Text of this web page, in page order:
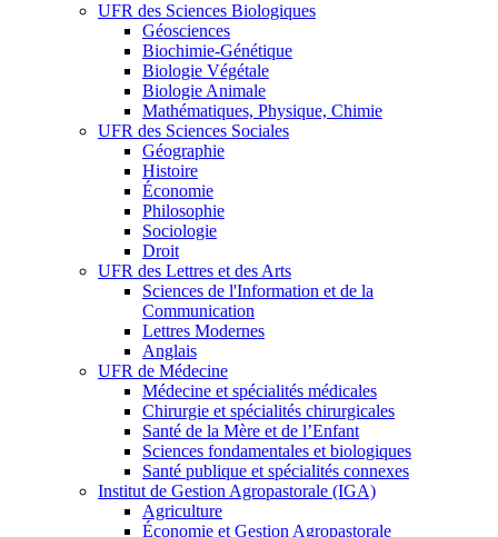
UFR des Sciences Biologiques
Géosciences
Biochimie-Génétique
Biologie Végétale
Biologie Animale
Mathématiques, Physique, Chimie
UFR des Sciences Sociales
Géographie
Histoire
Économie
Philosophie
Sociologie
Droit
UFR des Lettres et des Arts
Sciences de l'Information et de la
Communication
Lettres Modernes
Anglais
UFR de Médecine
Médecine et spécialités médicales
Chirurgie et spécialités chirurgicales
Santé de la Mère et de l’Enfant
Sciences fondamentales et biologiques
Santé publique et spécialités connexes
Institut de Gestion Agropastorale (IGA)
Agriculture
Économie et Gestion Agropastorale